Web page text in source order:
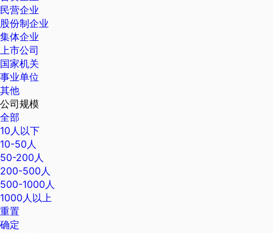
民营企业
股份制企业
集体企业
上市公司
国家机关
事业单位
其他
公司规模
全部
10人以下
10-50人
50-200人
200-500人
500-1000人
1000人以上
重置
确定